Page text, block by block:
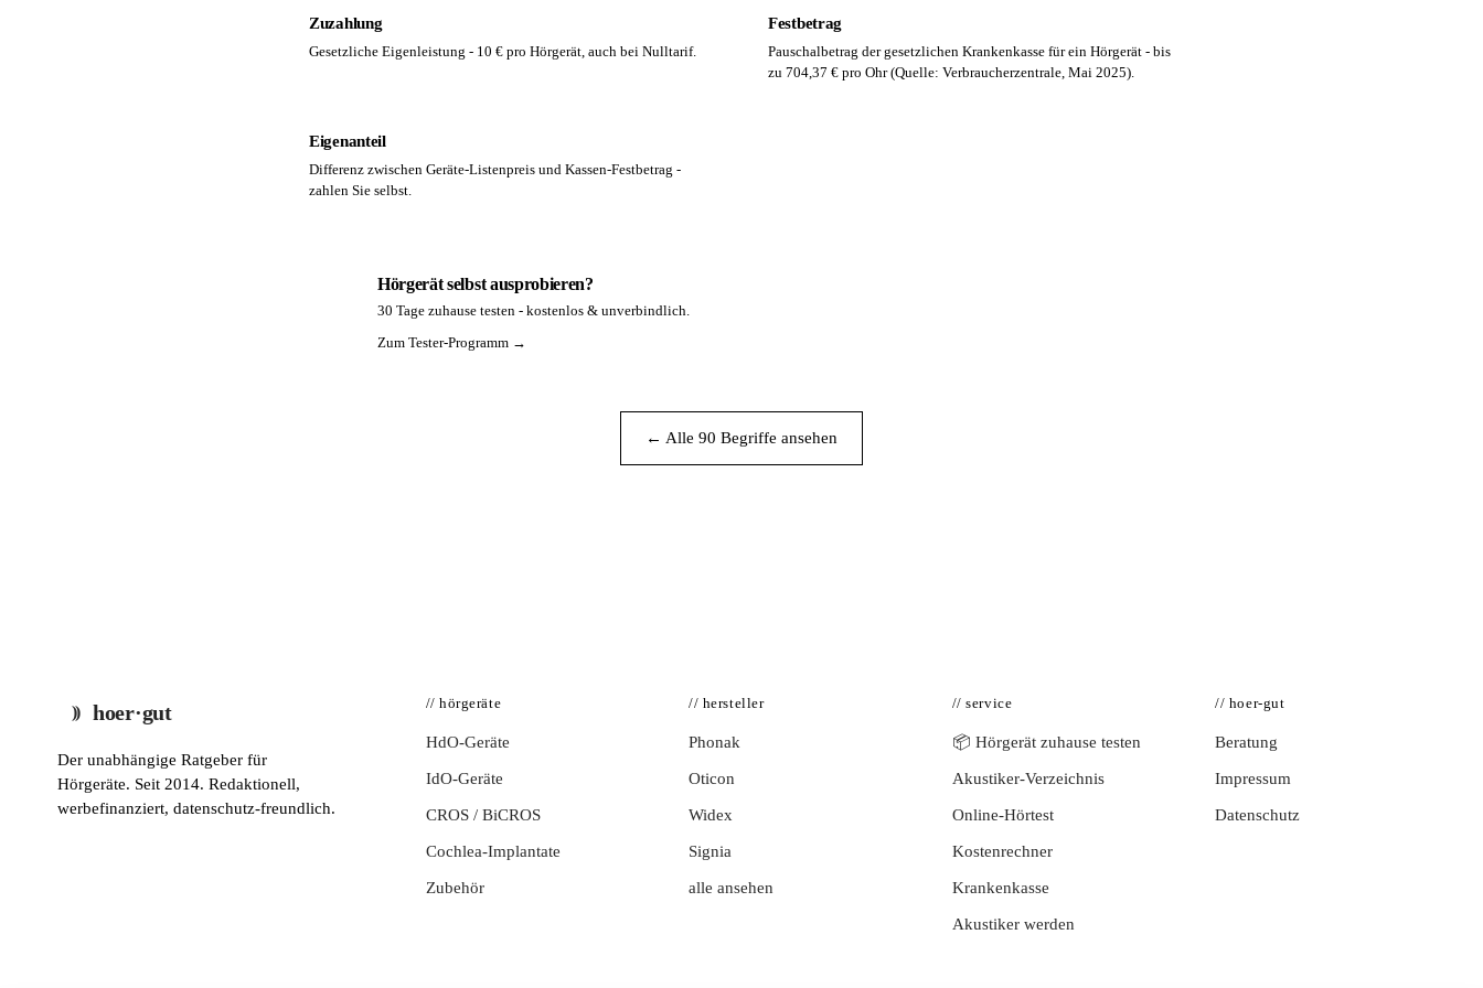
Zuzahlung
Gesetzliche Eigenleistung - 10 € pro Hörgerät, auch bei Nulltarif.
Festbetrag
Pauschalbetrag der gesetzlichen Krankenkasse für ein Hörgerät - bis
zu 704,37 € pro Ohr (Quelle: Verbraucherzentrale, Mai 2025).
Eigenanteil
Differenz zwischen Geräte-Listenpreis und Kassen-Festbetrag -
zahlen Sie selbst.
Hörgerät selbst ausprobieren?
30 Tage zuhause testen - kostenlos & unverbindlich.
Zum Tester-Programm →
← Alle 90 Begriffe ansehen
hoer·gut
Der unabhängige Ratgeber für
Hörgeräte. Seit 2014. Redaktionell,
werbefinanziert, datenschutz-freundlich.
// hörgeräte
HdO-Geräte
IdO-Geräte
CROS / BiCROS
Cochlea-Implantate
Zubehör
// hersteller
Phonak
Oticon
Widex
Signia
alle ansehen
// service
📦 Hörgerät zuhause testen
Akustiker-Verzeichnis
Online-Hörtest
Kostenrechner
Krankenkasse
Akustiker werden
// hoer-gut
Beratung
Impressum
Datenschutz